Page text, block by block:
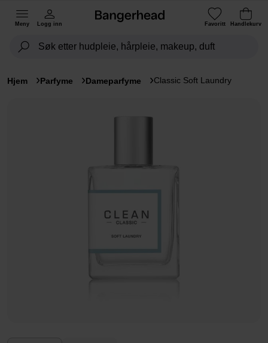
Meny Logg inn Favoritt Handlekurv
Hjem Parfyme Dameparfyme Classic Soft Laundry